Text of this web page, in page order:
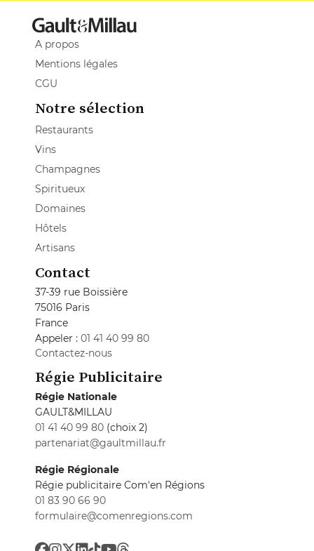
A propos
Mentions légales
CGU
Notre sélection
Restaurants
Vins
Champagnes
Spiritueux
Domaines
Hôtels
Artisans
Contact
37-39 rue Boissière
75016 Paris
France
Appeler : 01 41 40 99 80
Contactez-nous
Régie Publicitaire
Régie Nationale
GAULT&MILLAU
01 41 40 99 80 (choix 2)
partenariat@gaultmillau.fr
Régie Régionale
Régie publicitaire Com'en Régions
01 83 90 66 90
formulaire@comenregions.com